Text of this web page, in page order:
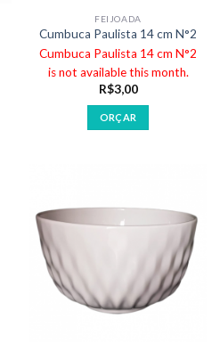
FEIJOADA
Cumbuca Paulista 14 cm N°2
Cumbuca Paulista 14 cm N°2
is not available this month.
R$3,00
ORÇAR